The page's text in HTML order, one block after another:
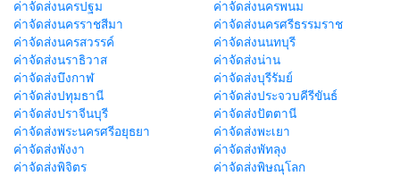
ค่าจัดส่งนครปฐม
ค่าจัดส่งนครพนม
ค่าจัดส่งนครราชสีมา
ค่าจัดส่งนครศรีธรรมราช
ค่าจัดส่งนครสวรรค์
ค่าจัดส่งนนทบุรี
ค่าจัดส่งนราธิวาส
ค่าจัดส่งน่าน
ค่าจัดส่งบึงกาฬ
ค่าจัดส่งบุรีรัมย์
ค่าจัดส่งปทุมธานี
ค่าจัดส่งประจวบคีรีขันธ์
ค่าจัดส่งปราจีนบุรี
ค่าจัดส่งปัตตานี
ค่าจัดส่งพระนครศรีอยุธยา
ค่าจัดส่งพะเยา
ค่าจัดส่งพังงา
ค่าจัดส่งพัทลุง
ค่าจัดส่งพิจิตร
ค่าจัดส่งพิษณุโลก